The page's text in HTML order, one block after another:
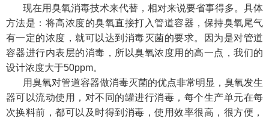
现在用臭氧消毒技术来代替，相对来说要省事得多。具体
方法是：将高浓度的臭氧直接打入管道容器，保持臭氧尾气
有一定的浓度，就可以达到消毒灭菌的要求。因为是对管道
容器进行内表层的消毒，所以臭氧浓度用的高一点，我们的
设计浓度大于50ppm。
用臭氧对管道容器做消毒灭菌的优点非常明显，臭氧发生
器可以流动使用，对不同的罐进行消毒，每个生产单元在每
次换料前，都可以及时得到消毒，使用效率很高，很方便，